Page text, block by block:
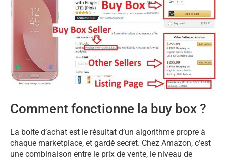
Comment fonctionne la buy box ?
La boite d’achat est le résultat d’un algorithme propre à
chaque marketplace, et gardé secret. Chez Amazon, c’est
une combinaison entre le prix de vente, le niveau de